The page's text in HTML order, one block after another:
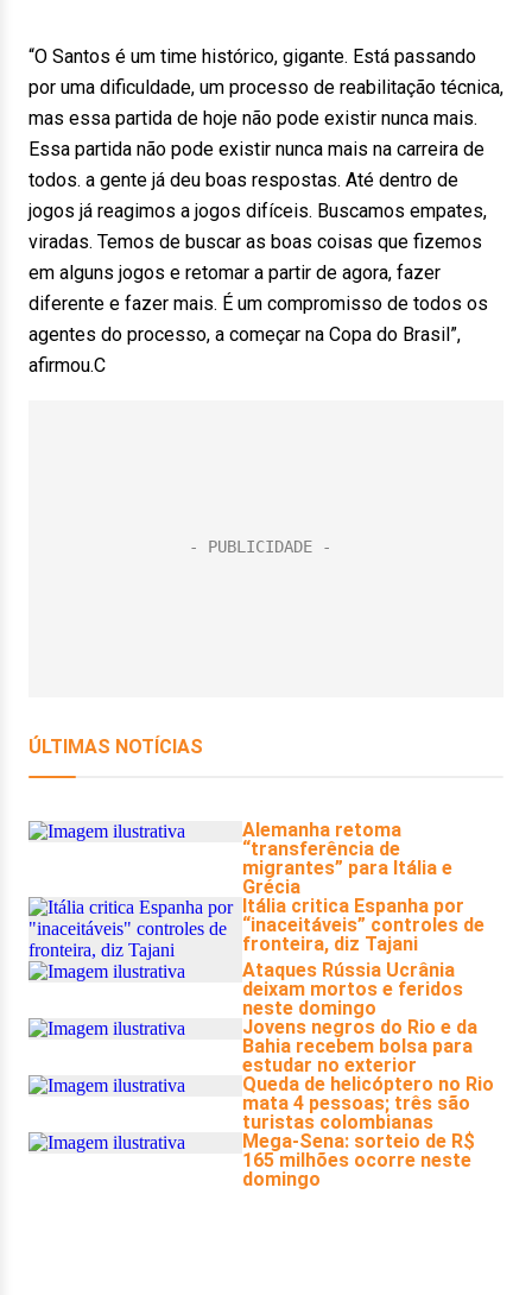
“O Santos é um time histórico, gigante. Está passando
por uma dificuldade, um processo de reabilitação técnica,
mas essa partida de hoje não pode existir nunca mais.
Essa partida não pode existir nunca mais na carreira de
todos. a gente já deu boas respostas. Até dentro de
jogos já reagimos a jogos difíceis. Buscamos empates,
viradas. Temos de buscar as boas coisas que fizemos
em alguns jogos e retomar a partir de agora, fazer
diferente e fazer mais. É um compromisso de todos os
agentes do processo, a começar na Copa do Brasil”,
afirmou.C